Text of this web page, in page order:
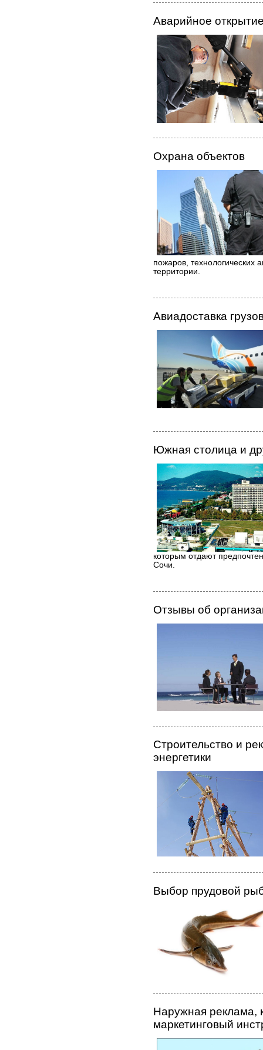
Аварийное
Охрана объектов
пожаров, технологических
территории.
Авиадоставка
Южная столица и
которым отдают
Сочи.
Отзывы об
Строительство и
энергетики
Выбор прудовой
Наружная реклама,
маркетинговый